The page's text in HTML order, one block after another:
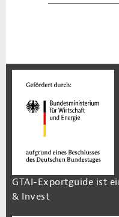
GTAI-Exportguide ist
& Invest